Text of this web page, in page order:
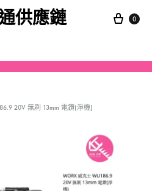
供應鏈 0
20V 無刷 13mm 電鑽(淨機)